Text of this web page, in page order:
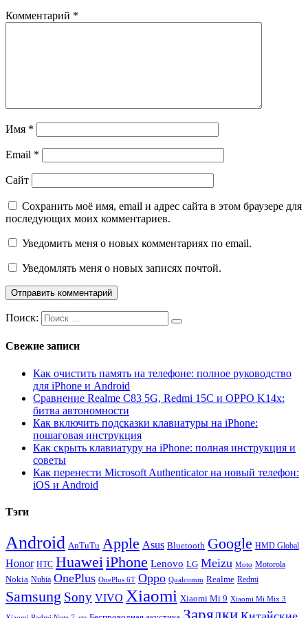
Комментарий *
Имя *
Email *
Сайт
Сохранить моё имя, email и адрес сайта в этом браузере для
последующих моих комментариев.
Уведомить меня о новых комментариях по email.
Уведомлять меня о новых записях почтой.
Поиск:
Свежие записи
Как очистить память на телефоне: полное руководство
для iPhone и Android
Сравнение Realme C83 5G, Redmi 15C и OPPO K14x:
битва автономности
Как включить подсказки клавиатуры на iPhone:
пошаговая инструкция
Как скрыть клавиатуру на iPhone: полная инструкция и
советы
Как перенести Microsoft Authenticator на новый телефон:
iOS и Android
Тэги
Android AnTuTu Apple Asus Bluetooth Google HMD Global
Honor HTC HuaweiiPhone Lenovo LG Meizu Moto Motorola
Nokia Nubia OnePlus OnePlus 6T Oppo Qualcomm Realme Redmi
Samsung Sony VIVO Xiaomi Xiaomi Mi 9 Xiaomi Mi Mix 3